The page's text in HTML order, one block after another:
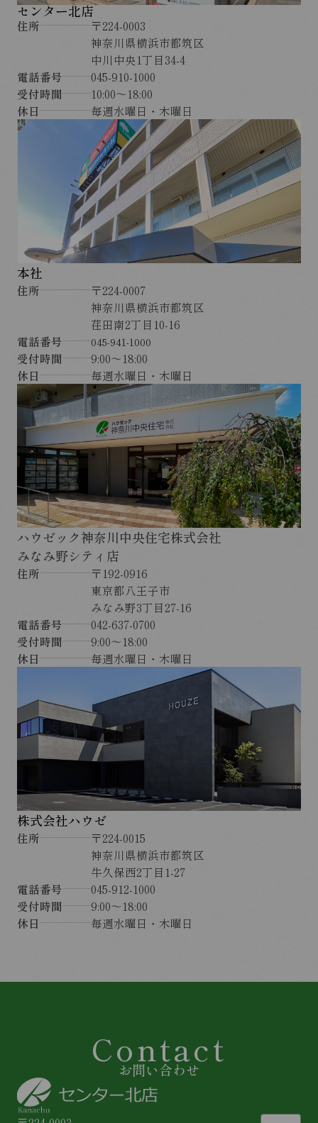
センター北店
住所
〒224-0003
神奈川県横浜市都筑区
中川中央1丁目34-4
電話番号
045-910-1000
受付時間
10:00～18:00
休日
毎週水曜日・木曜日
本社
住所
〒224-0007
神奈川県横浜市都筑区
荏田南2丁目10-16
電話番号
045-941-1000
受付時間
9:00～18:00
休日
毎週水曜日・木曜日
ハウゼック神奈川中央住宅株式会社
みなみ野シティ店
住所
〒192-0916
東京都八王子市
みなみ野3丁目27-16
電話番号
042-637-0700
受付時間
9:00～18:00
休日
毎週水曜日・木曜日
株式会社ハウゼ
住所
〒224-0015
神奈川県横浜市都筑区
牛久保西2丁目1-27
電話番号
045-912-1000
受付時間
9:00〜18:00
休日
毎週水曜日・木曜日
Contact
お問い合わせ